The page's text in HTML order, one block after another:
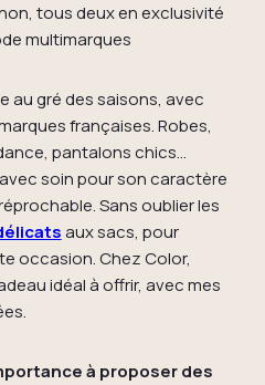
tous deux en exclusivité
multimarques
au gré des saisons, avec
françaises. Robes,
pantalons chics...
soin pour son caractère
Sans oublier les
aux sacs, pour
occasion. Chez Color,
idéal à offrir, avec mes
à proposer des